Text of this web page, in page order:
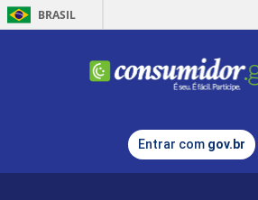
BRASIL
Entrar com gov.br